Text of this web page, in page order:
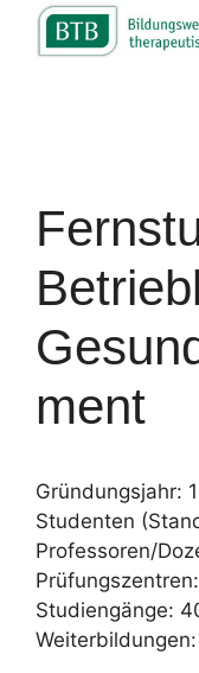
ment
Gründungsjahr:
Studenten
Professoren/
Studiengänge: